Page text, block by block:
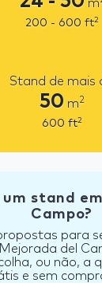
m
200 - 600 ft2
Stand de mais
50 m2
600 ft2
um stand
Campo?
para
Mejorada del
ou não, a
e sem